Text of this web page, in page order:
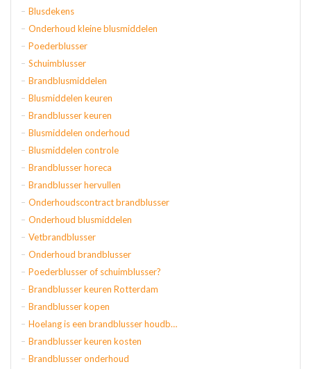
Blusdekens
Onderhoud kleine blusmiddelen
Poederblusser
Schuimblusser
Brandblusmiddelen
Blusmiddelen keuren
Brandblusser keuren
Blusmiddelen onderhoud
Blusmiddelen controle
Brandblusser horeca
Brandblusser hervullen
Onderhoudscontract brandblusser
Onderhoud blusmiddelen
Vetbrandblusser
Onderhoud brandblusser
Poederblusser of schuimblusser?
Brandblusser keuren Rotterdam
Brandblusser kopen
Hoelang is een brandblusser houdbaar
Brandblusser keuren kosten
Brandblusser onderhoud